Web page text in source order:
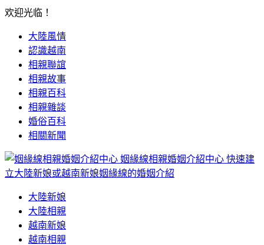
欢迎光临！
大陸風情
認識越南
相親聯誼
相親故事
相親百科
相親雜談
婚俗百科
相關新聞
姻緣線相親婚姻介紹中心 快速建
立大陸新娘或越南新娘姻緣線的婚姻介紹
大陸新娘
大陸相親
越南新娘
越南相親